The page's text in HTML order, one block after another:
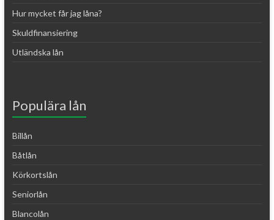
Hur mycket får jag låna?
Skuldfinansiering
Utländska lån
Populära lån
Billån
Båtlån
Körkortslån
Seniorlån
Blancolån